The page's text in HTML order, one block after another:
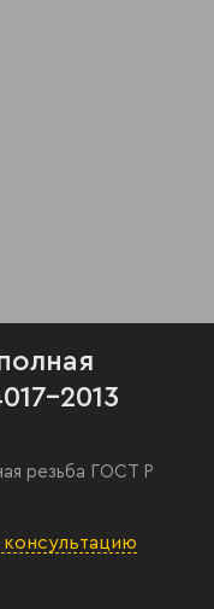
2013
резьба ГОСТ Р
консультацию